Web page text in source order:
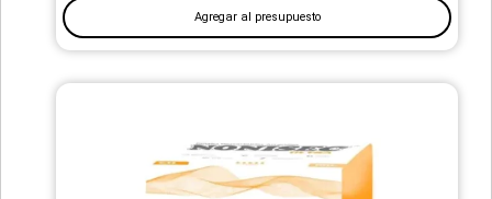
Agregar al presupuesto